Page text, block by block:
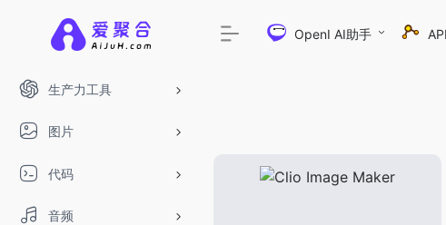
生产力工具
图片
代码
音频
OpenI AI助手 API